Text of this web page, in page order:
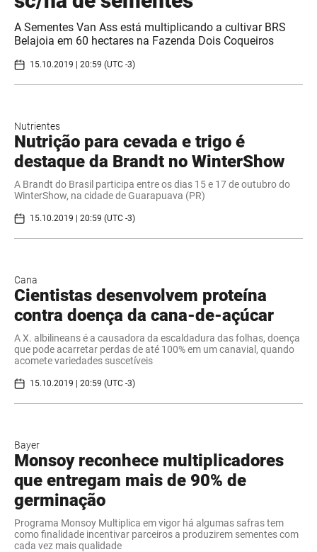
A Sementes Van Ass está multiplicando a cultivar BRS
Belajoia em 60 hectares na Fazenda Dois Coqueiros
15.10.2019 | 20:59 (UTC -3)
Nutrientes
Nutrição para cevada e trigo é
destaque da Brandt no WinterShow
A Brandt do Brasil participa entre os dias 15 e 17 de outubro do
WinterShow, na cidade de Guarapuava (PR)
15.10.2019 | 20:59 (UTC -3)
Cana
Cientistas desenvolvem proteína
contra doença da cana-de-açúcar
A X. albilineans é a causadora da escaldadura das folhas, doença
que pode acarretar perdas de até 100% em um canavial, quando
acomete variedades suscetíveis
15.10.2019 | 20:59 (UTC -3)
Bayer
Monsoy reconhece multiplicadores
que entregam mais de 90% de
germinação
Programa Monsoy Multiplica em vigor há algumas safras tem
como finalidade incentivar parceiros a produzirem sementes com
cada vez mais qualidade